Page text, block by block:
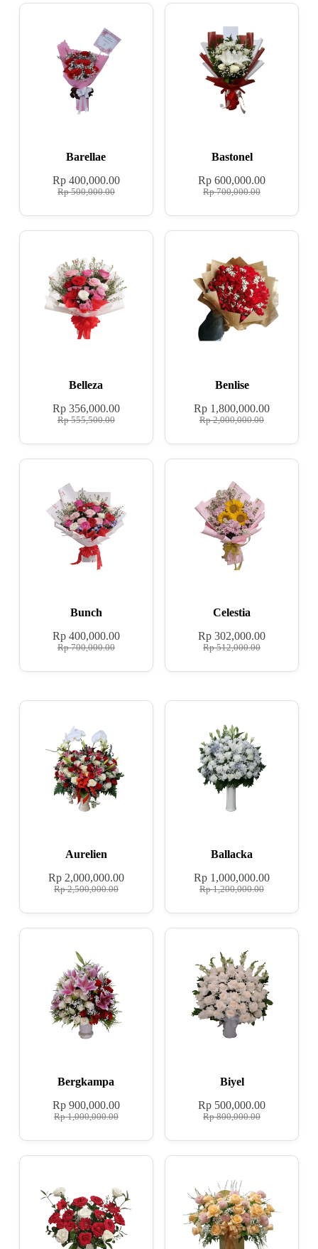
Barellae
Rp500,000.00
Rp400,000.00
Bastonel
Rp700,000.00
Rp 600,000.00
Belleza
Rp555,500.00
Rp356,000.00
Benlise
Rp2,000,000.00
Rp 1,800,000.00
Bunch
Rp700,000.00
Rp400,000.00
Celestia
Rp512,000.00
Rp 302,000.00
Aurelien
Rp2,500,000.00
Rp2,000,000.00
Ballacka
Rp1,200,000.00
Rp 1,000,000.00
Bergkampa
Rp1,000,000.00
Rp900,000.00
Biyel
Rp800,000.00
Rp 500,000.00